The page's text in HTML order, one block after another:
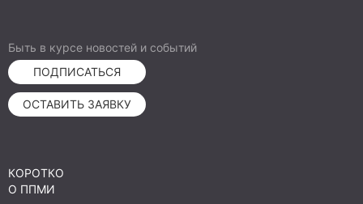
Быть в курсе новостей и событий
ПОДПИСАТЬСЯ
ОСТАВИТЬ ЗАЯВКУ
КОРОТКО
О ППМИ